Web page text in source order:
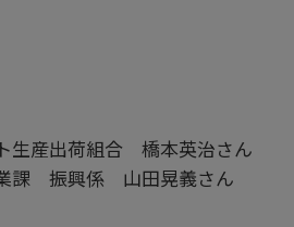
生産出荷組合 橋本英治さん
課 振興係 山田晃義さん